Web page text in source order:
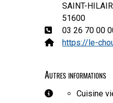
SAINT-
51600
Téléphone:
03 26 70 00
Site Web:
https://le-
Autres informations
AutresCuisine